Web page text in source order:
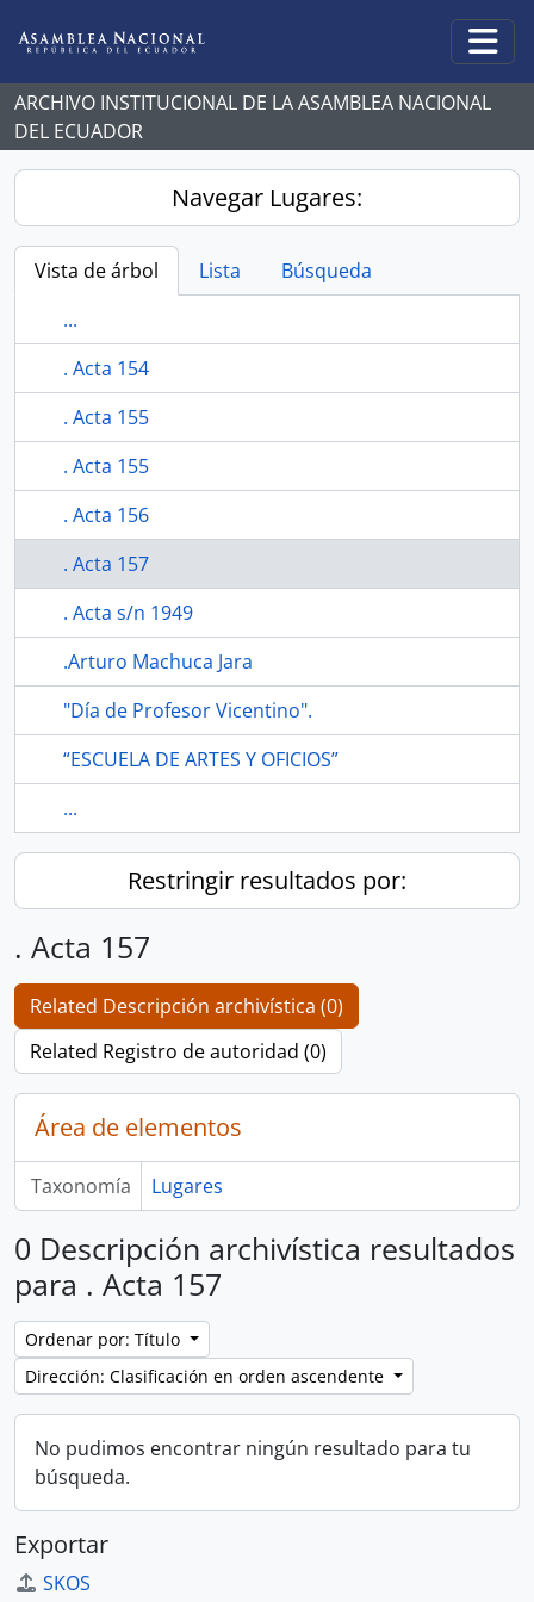
ARCHIVO INSTITUCIONAL DE LA ASAMBLEA NACIONAL
DEL ECUADOR
Navegar Lugares:
Vista de árbol Lista
Búsqueda
...
. Acta 154
. Acta 155
. Acta 155
. Acta 156
. Acta 157
. Acta s/n 1949
.Arturo Machuca Jara
"Día de Profesor Vicentino".
“ESCUELA DE ARTES Y OFICIOS”
...
Restringir resultados por:
. Acta 157
Related Descripción archivística (0)
Related Registro de autoridad (0)
Área de elementos
Taxonomía Lugares
0 Descripción archivística resultados
para . Acta 157
Ordenar por: Título
Dirección: Clasificación en orden ascendente
No pudimos encontrar ningún resultado para tu
búsqueda.
Exportar
SKOS